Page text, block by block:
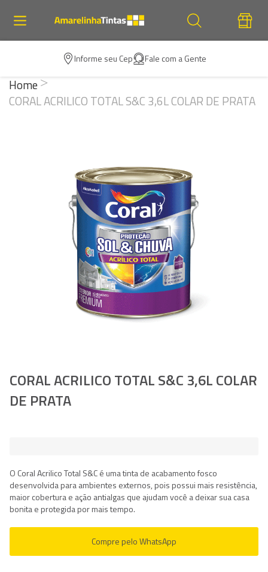
Informe seu Cep Fale com a Gente
Home
CORAL ACRILICO TOTAL S&C 3,6L COLAR DE PRATA
Saltar
para
o
CORAL ACRILICO TOTAL S&C 3,6L COLAR
DE PRATA
O Coral Acrilico Total S&C é uma tinta de acabamento fosco
desenvolvida para ambientes externos, pois possui mais resistência,
maior cobertura e ação antialgas que ajudam você a deixar sua casa
bonita e protegida por mais tempo.
Compre pelo WhatsApp